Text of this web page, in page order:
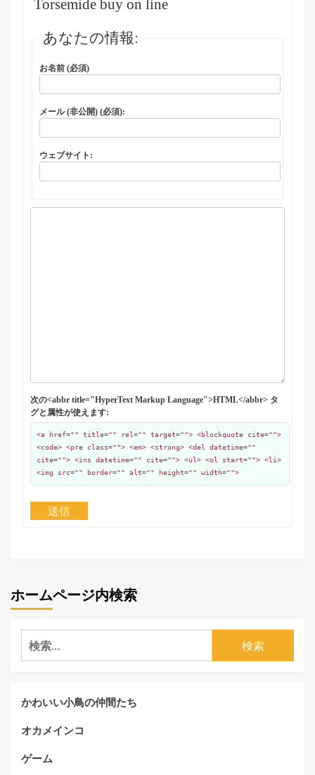
Torsemide buy on line
あなたの情報:
お名前 (必須)
メール (非公開) (必須):
ウェブサイト:
次の<abbr title="HyperText Markup Language">HTML</abbr> タ
グと属性が使えます:
<a href="" title="" rel="" target=""> <blockquote cite="">
<code> <pre class=""> <em> <strong> <del datetime=""
cite=""> <ins datetime="" cite=""> <ul> <ol start=""> <li>
<img src="" border="" alt="" height="" width="">
送信
ホームページ内検索
検
索:
かわいい小鳥の仲間たち
オカメインコ
ゲーム